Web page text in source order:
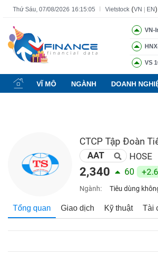
Thứ Sáu, 07/08/2026 16:15:06 Vietstock (VN EN)
VN-
VS
VĨ MÔ NGÀNH DOANH
CTCP Tập Đoàn
AAT HOSE
2,340 60
Ngành: Tiêu dùng
Tổng quan Giao dịch Kỹ thuật Tài
Tất cả Tính năng Ngành Mã chứng
Tính
năng
(-)
CHỨNG
KHOÁN
NGHIỆP
ĐỘNG